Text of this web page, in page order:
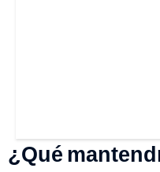
¿Qué